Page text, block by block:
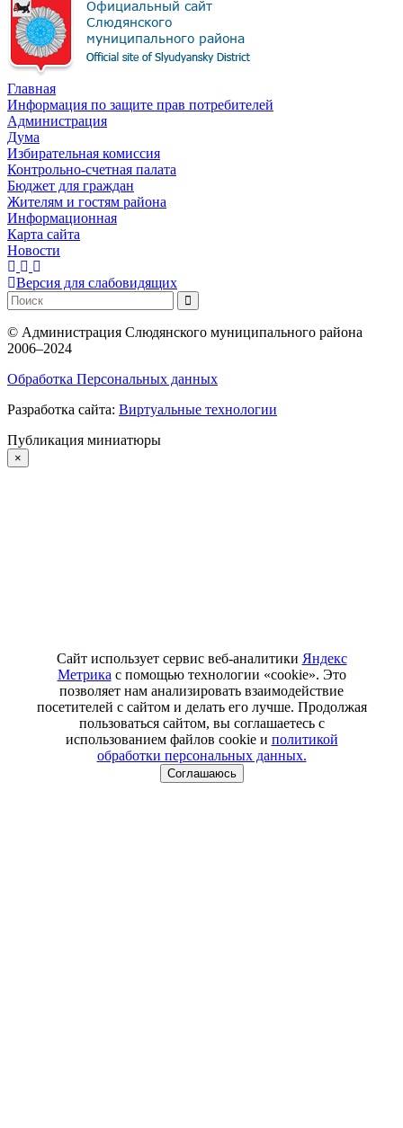
Главная
Информация по защите прав потребителей
Администрация
Дума
Избирательная комиссия
Контрольно-счетная палата
Бюджет для граждан
Жителям и гостям района
Информационная
Карта сайта
Новости
Версия для слабовидящих
© Администрация Слюдянского муниципального района
2006–2024
Обработка Персональных данных
Разработка сайта: Виртуальные технологии
Публикация миниатюры
×
Сайт использует сервис веб-аналитики Яндекс
Метрика с помощью технологии «cookie». Это
позволяет нам анализировать взаимодействие
посетителей с сайтом и делать его лучше. Продолжая
пользоваться сайтом, вы соглашаетесь с
использованием файлов cookie и политикой
обработки персональных данных.
Соглашаюсь